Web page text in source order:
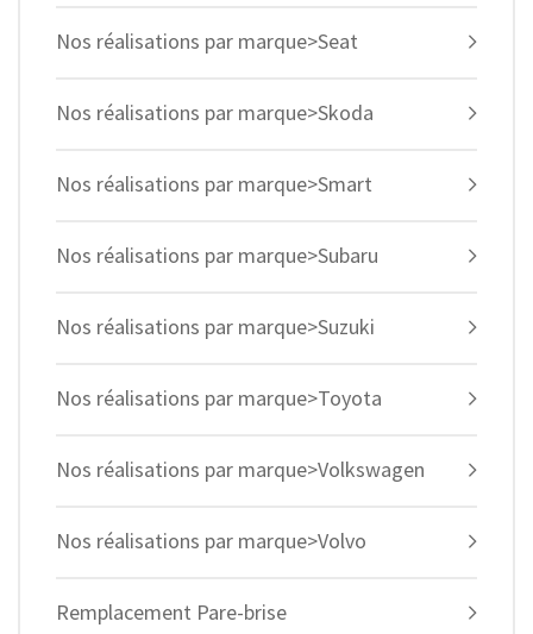
Nos réalisations par marque>Seat
Nos réalisations par marque>Skoda
Nos réalisations par marque>Smart
Nos réalisations par marque>Subaru
Nos réalisations par marque>Suzuki
Nos réalisations par marque>Toyota
Nos réalisations par marque>Volkswagen
Nos réalisations par marque>Volvo
Remplacement Pare-brise